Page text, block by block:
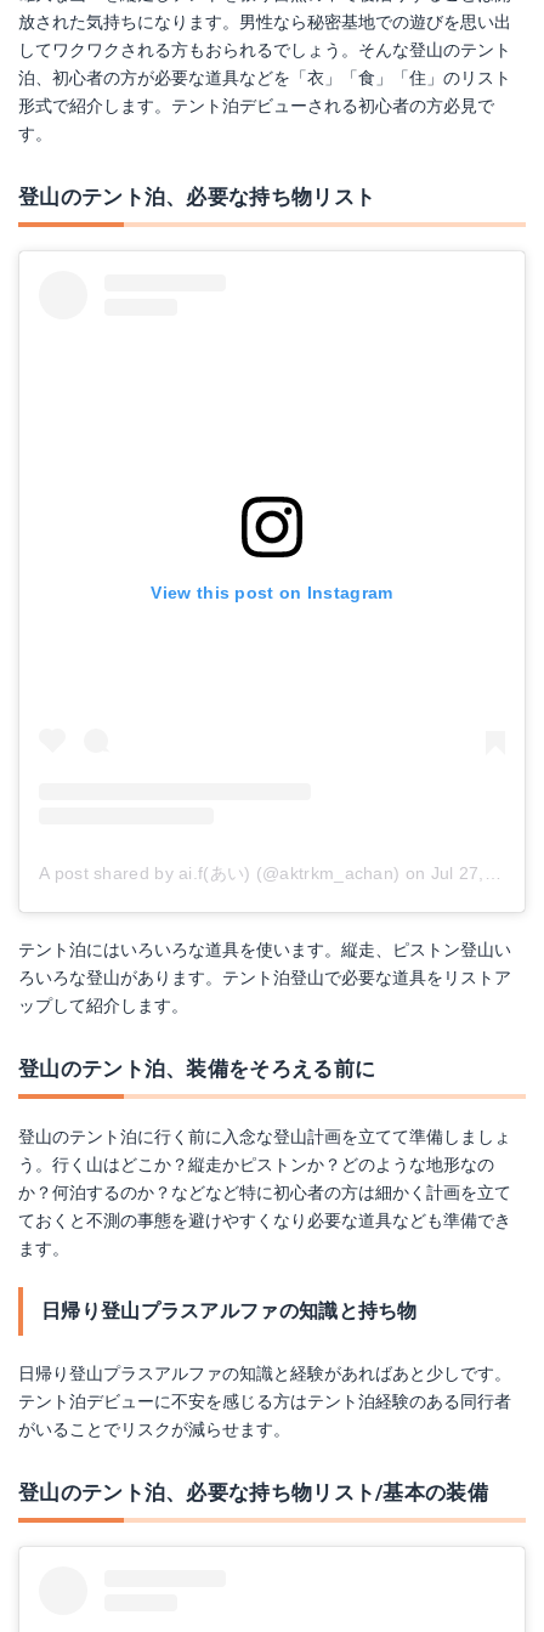
放された気持ちになります。男性なら秘密基地での遊びを思い出
してワクワクされる方もおられるでしょう。そんな登山のテント
泊、初心者の方が必要な道具などを「衣」「食」「住」のリスト
形式で紹介します。テント泊デビューされる初心者の方必見で
す。
登山のテント泊、必要な持ち物リスト
View this post on Instagram
A post shared by ai.f(あい) (@aktrkm_achan) on Jul 27, 2017 at 7:23am PDT
テント泊にはいろいろな道具を使います。縦走、ピストン登山い
ろいろな登山があります。テント泊登山で必要な道具をリストア
ップして紹介します。
登山のテント泊、装備をそろえる前に
登山のテント泊に行く前に入念な登山計画を立てて準備しましょ
う。行く山はどこか？縦走かピストンか？どのような地形なの
か？何泊するのか？などなど特に初心者の方は細かく計画を立て
ておくと不測の事態を避けやすくなり必要な道具なども準備でき
ます。
日帰り登山プラスアルファの知識と持ち物
日帰り登山プラスアルファの知識と経験があればあと少しです。
テント泊デビューに不安を感じる方はテント泊経験のある同行者
がいることでリスクが減らせます。
登山のテント泊、必要な持ち物リスト/基本の装備